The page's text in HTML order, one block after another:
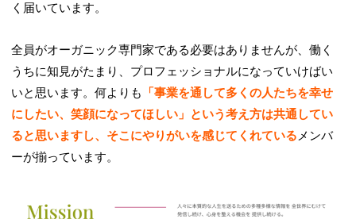
く届いています。
全員がオーガニック専門家である必要はありませんが、働く
うちに知見がたまり、プロフェッショナルになっていけばい
いと思います。何よりも
「事業を通して多くの人たちを幸せ
にしたい、笑顔になってほしい」という考え方は共通してい
ると思いますし、そこにやりがいを感じてくれている メンバ
ーが揃っています。